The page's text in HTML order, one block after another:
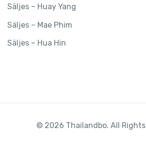
Säljes – Huay Yang
Säljes – Mae Phim
Säljes – Hua Hin
© 2026 Thailandbo. All Rights